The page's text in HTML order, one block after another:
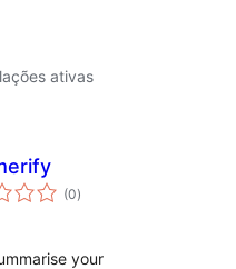
ativas
(0avaliações
totais
)
your